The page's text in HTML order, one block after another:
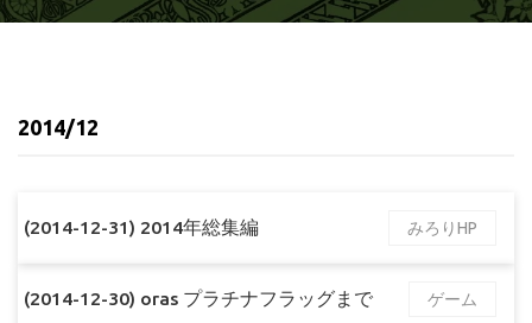
2014/12
(2014-12-31) 2014年総集編 みろりHP
(2014-12-30) oras プラチナフラッグまで ゲーム